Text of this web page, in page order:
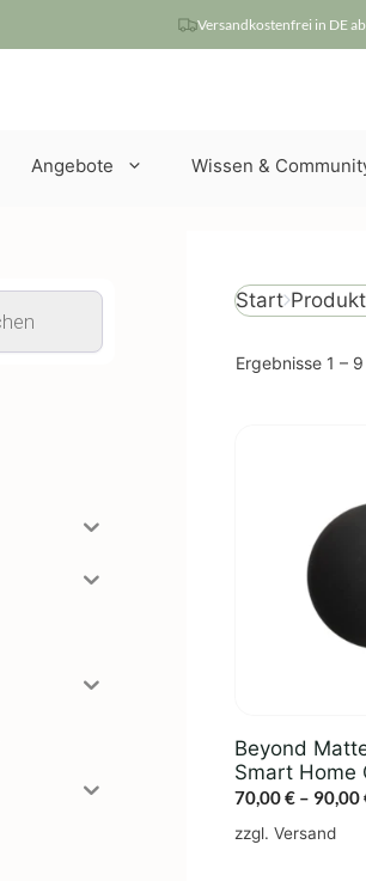
Versandkostenfrei in DE
Angebote Wissen &
Start
Ergebnisse 1 –
Beyond
Smart Home
70,00€ – 90,00
zzgl. Versand
Varianten
der
Produktseite
gewählt
werden